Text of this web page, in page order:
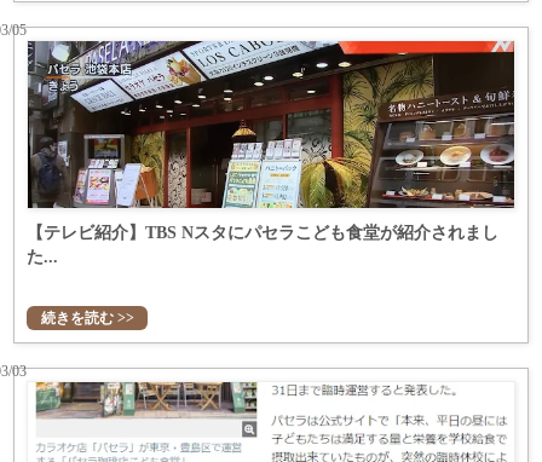
【テレビ紹介】TBS Nスタにパセラこども食堂が紹介されまし
た...
05
続きを読む >>
03